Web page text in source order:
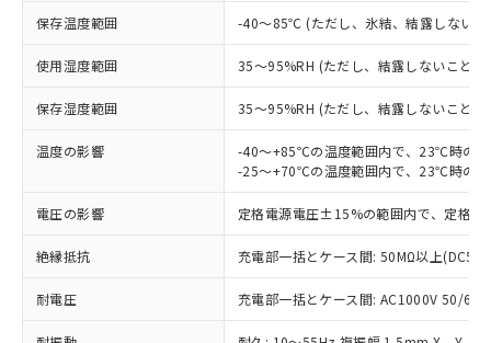
保存温度範囲 -40～85℃ (ただし、氷結、結露しないこ
使用湿度範囲 35～95%RH (ただし、結露しないこと)
保存湿度範囲 35～95%RH (ただし、結露しないこと)
温度の影響
-40～+85℃の温度範囲内で、23℃時の
-25～+70℃の温度範囲内で、23℃時の
電圧の影響 定格電源電圧±15%の範囲内で、定格
絶縁抵抗 充電部一括とケース間: 50MΩ以上
耐電圧 充電部一括とケース間: AC1000V 50/
ご利用条件
以下の条件をお読みいただき、同意のうえ
ご利用ください。
本サービスは、当社制御機器事業取扱
商品の当社在庫状況および標準価格
(税抜)を提供させていただくもので
当社制御機器事業取扱商品の中には、
本サービスの対象外となる商品もある
ことをご了承ください。
在庫状況および標準価格照会結果は、
記載している更新日時点での社内デー
有に対応した製品に切り替える予定のある
対応予定なし：EU RoHS指令（10物質）の
非含有に非対応の商品で、対応品を出す予
定はありません。
調査・確認中：EU RoHS指令（10物質）の
非含有の対応状況を調査中または確認中の
非該当品：ライセンス料など無形物で、有
仕入先様の事情により、非含有部品として
いたものが、含有品と判明した場合などや
むを得ず変更することがあります。
※1 中国RoHS○×表
「○」：最大均質材料含有率が中国RoHSの
基準値以下であることを示します。
「×」：最大均質材料含有率が中国RoHSの
「－」：未確認です。当社販売部門へお問
い合わせください。
当社は、これら貴社製品のうち、外国
為替および外国貿易法に定める商品
（以下｢規制貨物等」という）を輸出